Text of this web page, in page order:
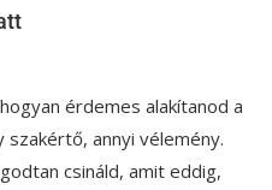
érdemes alakítanod a
szakértő, annyi vélemény.
csináld, amit eddig,